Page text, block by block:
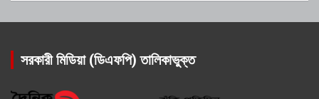
সরকারী মিডিয়া (ডিএফপি) তালিকাভুক্ত